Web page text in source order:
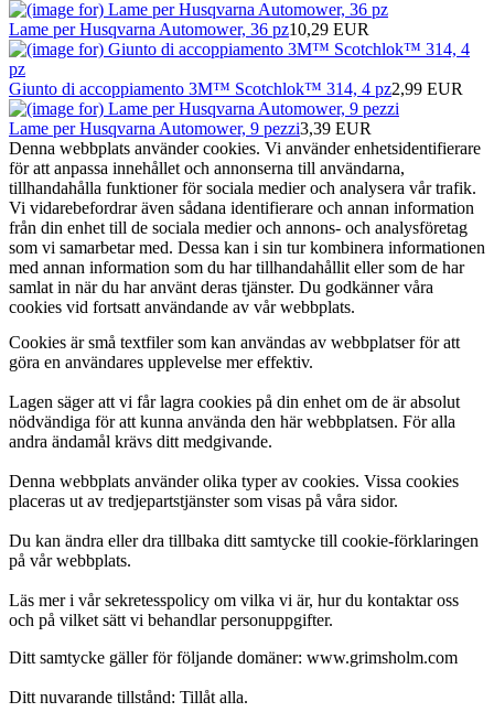
Lame per Husqvarna Automower, 36 pz10,29 EUR
Giunto di accoppiamento 3M™ Scotchlok™ 314, 4 pz2,99 EUR
Lame per Husqvarna Automower, 9 pezzi3,39 EUR
Denna webbplats använder cookies. Vi använder enhetsidentifierare
för att anpassa innehållet och annonserna till användarna,
tillhandahålla funktioner för sociala medier och analysera vår trafik.
Vi vidarebefordrar även sådana identifierare och annan information
från din enhet till de sociala medier och annons- och analysföretag
som vi samarbetar med. Dessa kan i sin tur kombinera informationen
med annan information som du har tillhandahållit eller som de har
samlat in när du har använt deras tjänster. Du godkänner våra
cookies vid fortsatt användande av vår webbplats.
Cookies är små textfiler som kan användas av webbplatser för att
göra en användares upplevelse mer effektiv.
Lagen säger att vi får lagra cookies på din enhet om de är absolut
nödvändiga för att kunna använda den här webbplatsen. För alla
andra ändamål krävs ditt medgivande.
Denna webbplats använder olika typer av cookies. Vissa cookies
placeras ut av tredjepartstjänster som visas på våra sidor.
Du kan ändra eller dra tillbaka ditt samtycke till cookie-förklaringen
på vår webbplats.
Läs mer i vår sekretesspolicy om vilka vi är, hur du kontaktar oss
och på vilket sätt vi behandlar personuppgifter.
Ditt samtycke gäller för följande domäner: www.grimsholm.com
Ditt nuvarande tillstånd: Tillåt alla.